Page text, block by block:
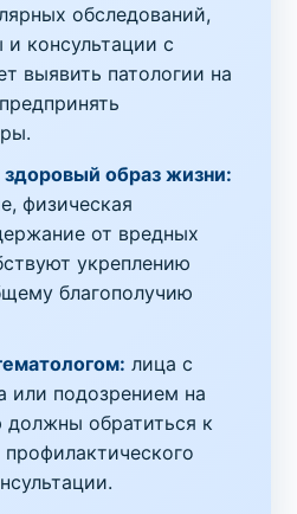
обследований,
консультации с
выявить патологии на
образ жизни:
физическая
от вредных
укреплению
благополучию
лица с
или подозрением на
обратиться к